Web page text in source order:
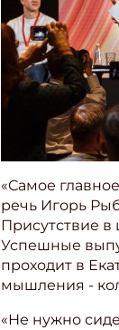
«Самое
речь Игорь
Присутствие
Успешные
проходит в
мышления -
«Не нужно